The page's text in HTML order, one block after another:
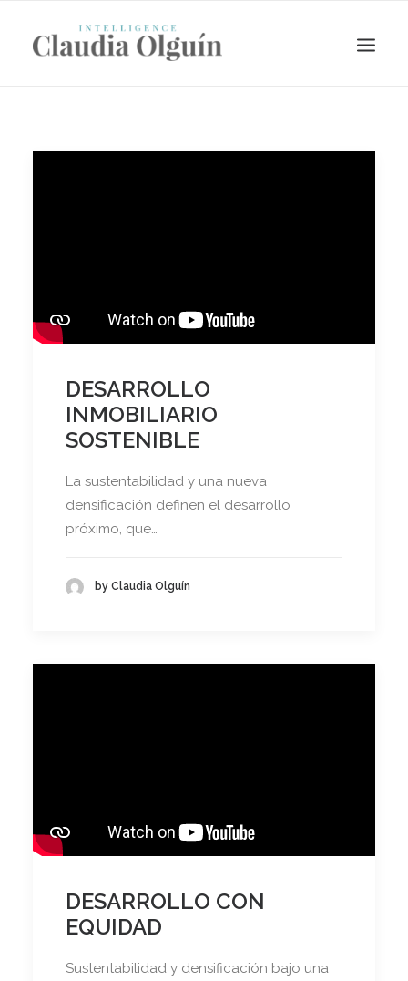
Search
DESARROLLO
INMOBILIARIO
SOSTENIBLE
La sustentabilidad y una nueva
densificación definen el desarrollo
próximo, que…
by Claudia Olguín
DESARROLLO CON
EQUIDAD
Sustentabilidad y densificación bajo una